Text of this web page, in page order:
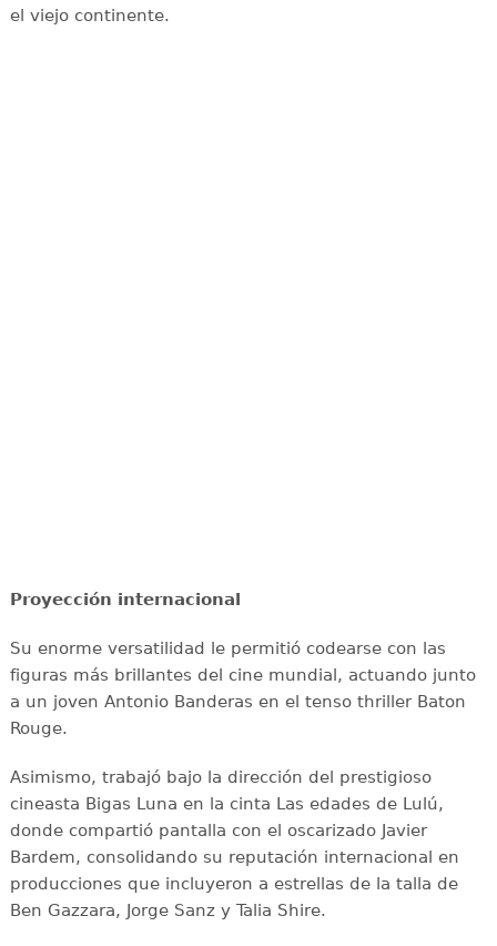
el viejo continente.
Proyección internacional
Su enorme versatilidad le permitió codearse con las
figuras más brillantes del cine mundial, actuando junto
a un joven Antonio Banderas en el tenso thriller Baton
Rouge.
Asimismo, trabajó bajo la dirección del prestigioso
cineasta Bigas Luna en la cinta Las edades de Lulú,
donde compartió pantalla con el oscarizado Javier
Bardem, consolidando su reputación internacional en
producciones que incluyeron a estrellas de la talla de
Ben Gazzara, Jorge Sanz y Talia Shire.